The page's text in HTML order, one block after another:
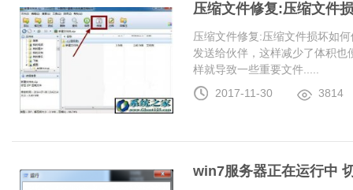
压缩文件修复:压缩文件
压缩文件修复:压缩文件损坏如
发送给伙伴，这样减少了体积
样就导致一些重要文件.....
2017-11-30
3814
win7服务器正在运行中